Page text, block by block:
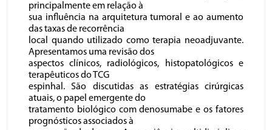
principalmente em relação à
sua influência na arquitetura tumoral e ao aumento
das taxas de recorrência
local quando utilizado como terapia neoadjuvante.
Apresentamos uma revisão dos
aspectos clínicos, radiológicos, histopatológicos e
terapêuticos do TCG
espinhal. São discutidas as estratégias cirúrgicas
atuais, o papel emergente do
tratamento biológico com denosumabe e os fatores
prognósticos associados à